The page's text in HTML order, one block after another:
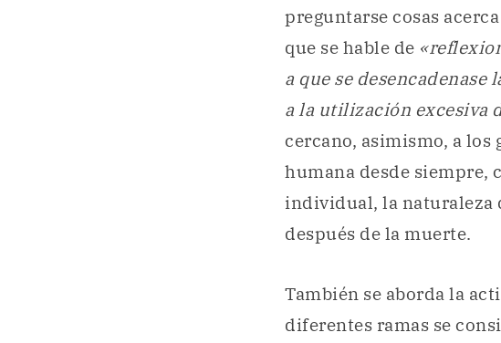
preguntarse cosas
que se hable de
a que se desencadenase
a la utilización excesiva
cercano, asimismo, a
humana desde siempre,
individual, la naturaleza
después de la muerte.
También se aborda la
diferentes ramas se